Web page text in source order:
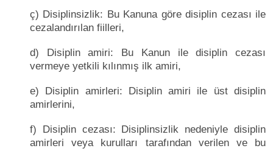
ç) Disiplinsizlik: Bu Kanuna göre disiplin cezası ile
cezalandırılan fiilleri,
d) Disiplin amiri: Bu Kanun ile disiplin cezası
vermeye yetkili kılınmış ilk amiri,
e) Disiplin amirleri: Disiplin amiri ile üst disiplin
amirlerini,
f) Disiplin cezası: Disiplinsizlik nedeniyle disiplin
amirleri veya kurulları tarafından verilen ve bu